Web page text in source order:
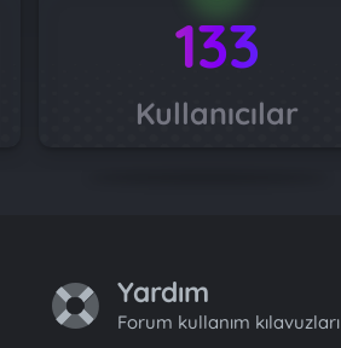
133
Kullanıcılar
Yardım
Forum kullanım kılavuzları